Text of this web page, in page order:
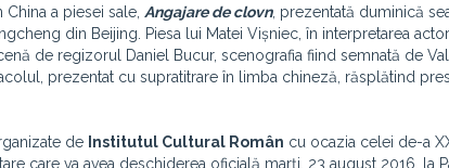
a piesei sale, Angajare de clovn, prezentată duminică
din Beijing. Piesa lui Matei Vișniec, în interpretarea
de regizorul Daniel Bucur, scenografia fiind semnată de
prezentat cu supratitrare în limba chineză, răsplătind
de Institutul Cultural Român cu ocazia celei de-a
care va avea deschiderea oficială marți, 23 august 2016, la